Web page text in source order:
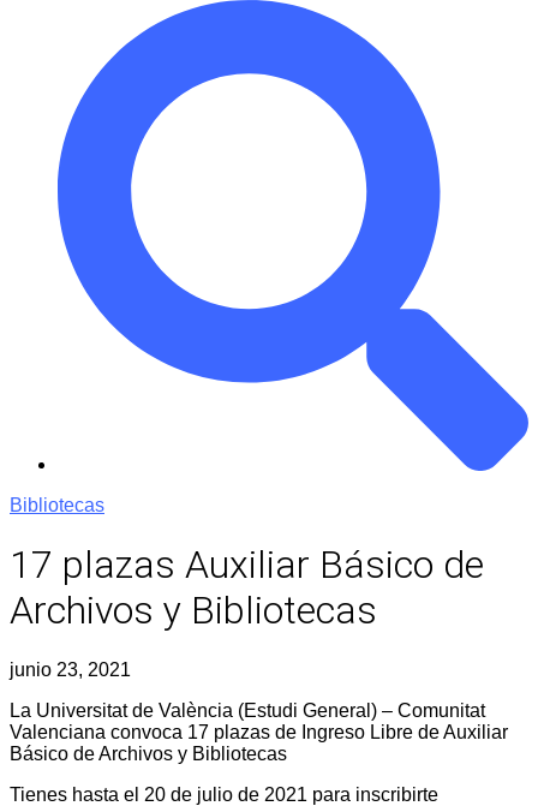
Bibliotecas
17 plazas Auxiliar Básico de
Archivos y Bibliotecas
junio 23, 2021
La Universitat de València (Estudi General) – Comunitat
Valenciana convoca 17 plazas de Ingreso Libre de Auxiliar
Básico de Archivos y Bibliotecas
Tienes hasta el 20 de julio de 2021 para inscribirte